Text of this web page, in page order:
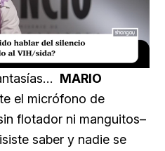
MARIO
el micrófono de
flotador ni manguitos–
saber y nadie se